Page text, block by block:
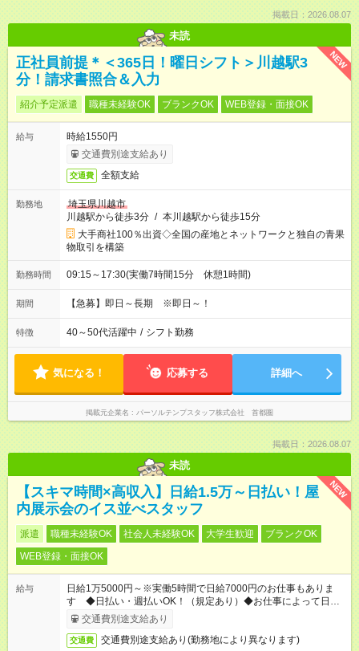
掲載日：2026.08.07
未読
NEW
正社員前提＊＜365日！曜日シフト＞川越駅3
分！請求書照合＆入力
紹介予定派遣 職種未経験OK ブランクOK WEB登録・面接OK
給与
時給1550円
交通費別途支給あり
交通費 全額支給
勤務地
埼玉県川越市
川越駅から徒歩3分 / 本川越駅から徒歩15分
大手商社100％出資◇全国の産地とネットワークと独自の青果
物取引を構築
勤務時間 09:15～17:30(実働7時間15分 休憩1時間)
期間 【急募】即日～長期 ※即日～！
特徴 40～50代活躍中 / シフト勤務
気になる！ 応募する 詳細へ
掲載元企業名 パーソルテンプスタッフ株式会社 首都圏
掲載日：2026.08.07
未読
NEW
【スキマ時間×高収入】日給1.5万～日払い！屋
内展示会のイス並べスタッフ
派遣 職種未経験OK 社会人未経験OK 大学生歓迎
ブランクOK
WEB登録・面接OK
給与
日給1万5000円～※実働5時間で日給7000円のお仕事もありま
す ◆日払い・週払いOK！（規定あり）◆お仕事によって日給も
異なります
交通費別途支給あり
交通費 交通費別途支給あり(勤務地により異なります)